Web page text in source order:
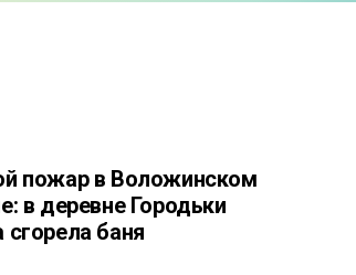
пожар в Воложинском
в деревне Городьки
сгорела баня